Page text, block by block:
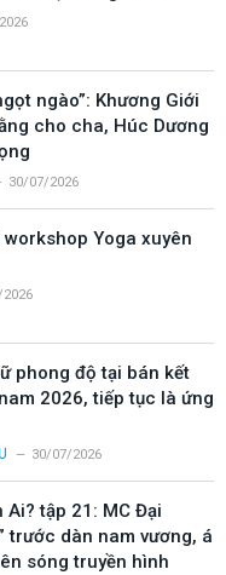
ngào”: Khương Giới
cho cha, Húc Dương
30/07/2026
Yoga xuyên
phong độ tại bán kết
2026, tiếp tục là ứng
30/07/2026
Ai? tập 21: MC Đại
trước dàn nam vương, á
sóng truyền hình